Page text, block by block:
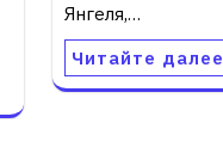
Янгеля,…
Читайте далее